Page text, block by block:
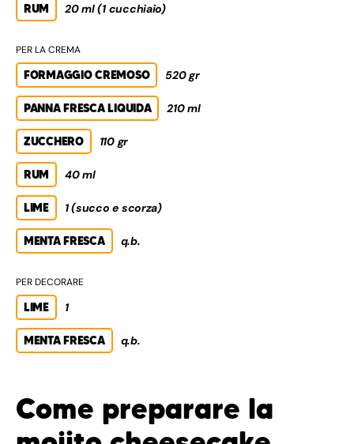
RUM 20 ml (1 cucchiaio)
PER LA CREMA
FORMAGGIO CREMOSO 520 gr
PANNA FRESCA LIQUIDA 210 ml
ZUCCHERO 110 gr
RUM 40 ml
LIME 1 (succo e scorza)
MENTA FRESCA q.b.
PER DECORARE
LIME 1
MENTA FRESCA q.b.
Come preparare la